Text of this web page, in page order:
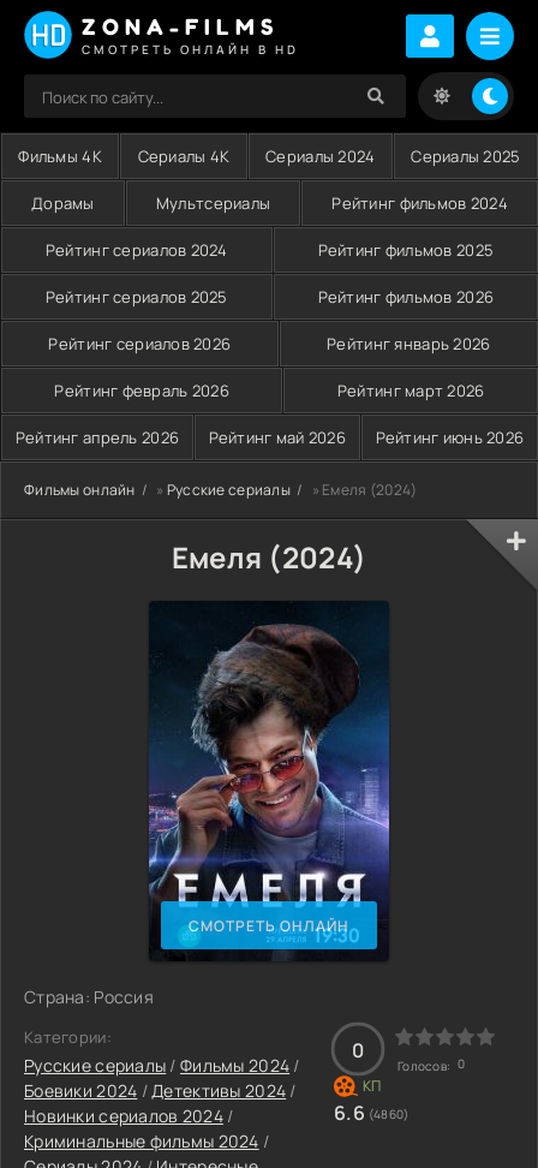
ZONA-FILMS
СМОТРЕТЬ ОНЛАЙН В HD
Фильмы 4K Сериалы 4K Сериалы 2024 Сериалы 2025
Дорамы Мультсериалы Рейтинг фильмов 2024
Рейтинг сериалов 2024 Рейтинг фильмов 2025
Рейтинг сериалов 2025 Рейтинг фильмов 2026
Рейтинг сериалов 2026 Рейтинг январь 2026
Рейтинг февраль 2026 Рейтинг март 2026
Рейтинг апрель 2026 Рейтинг май 2026 Рейтинг июнь 2026
Фильмы онлайн » Русские сериалы » Емеля (2024)
Емеля (2024)
СМОТРЕТЬ ОНЛАЙН
Страна: Россия
Категории:
Русские сериалы /Фильмы 2024 /
Боевики 2024 /Детективы 2024 /
Новинки сериалов 2024/
Криминальные фильмы 2024 /
0
Голосов: 0
6.6 (4860)